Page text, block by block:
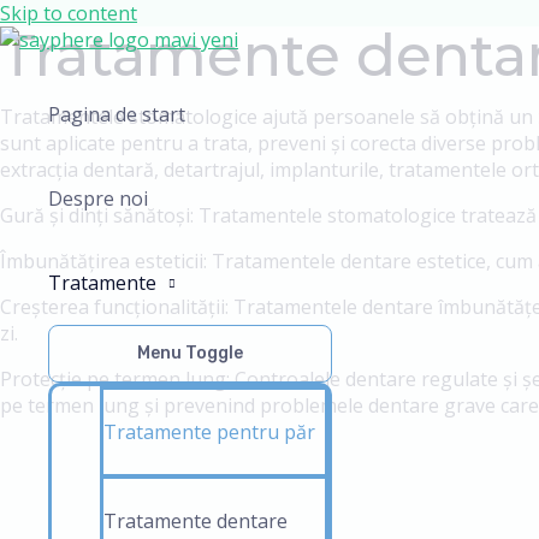
Skip to content
Pagina de start
Despre noi
Tratamente
Menu Toggle
Tratamente pentru păr
Tratamente dentare
Tratamente
Tratamentele stomatologice ajută persoanele să obțină
sunt aplicate pentru a trata, preveni și corecta diverse
extracția dentară, detartrajul, implanturile, tratamentele
Gură și dinți sănătoși: Tratamentele stomatologice
Îmbunătățirea esteticii: Tratamentele dentare estetice,
Creșterea funcționalității: Tratamentele dentare
zi.
Protecție pe termen lung: Controalele dentare regulate și
pe termen lung și prevenind problemele dentare grave